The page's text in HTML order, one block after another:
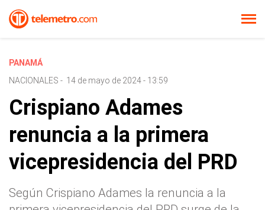
PANAMÁ
NACIONALES - 14 de mayo de 2024 - 13:59
Crispiano Adames
renuncia a la primera
vicepresidencia del PRD
Según Crispiano Adames la renuncia a la